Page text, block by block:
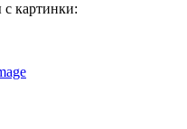
картинки: